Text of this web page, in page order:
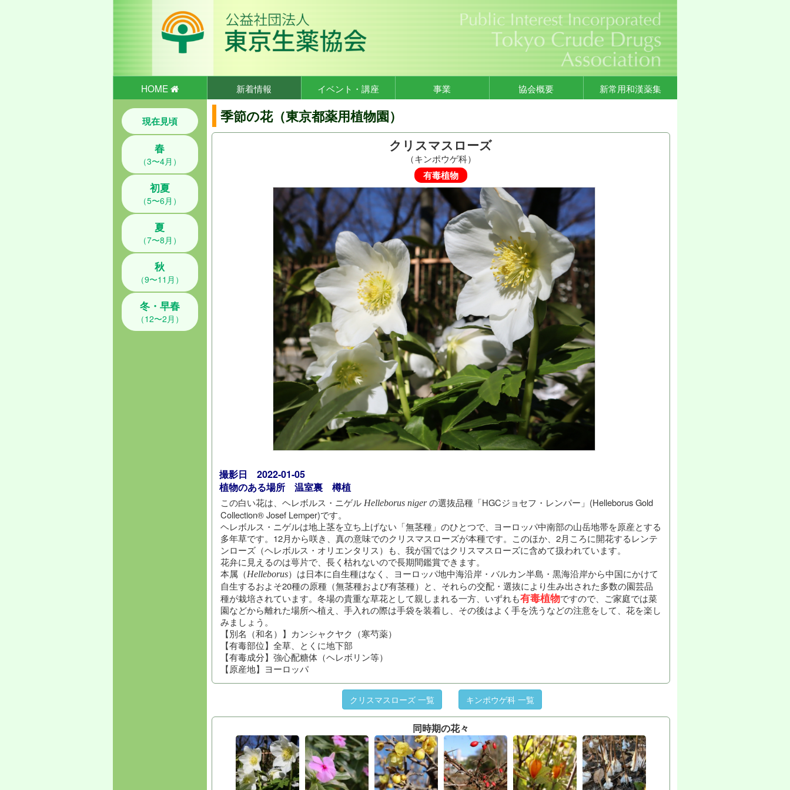
HOME 新着情報 イベント・講座 事業 協会概要 新常用和漢薬集
現在見頃
春
（3〜4月）
初夏
（5〜6月）
夏
（7〜8月）
秋
（9〜11月）
冬・早春
（12〜2月）
季節の花（東京都薬用植物園）
クリスマスローズ
（キンポウゲ科）
有毒植物
撮影日 2022-01-05
植物のある場所 温室裏 樽植
この白い花は、ヘレボルス・ニゲル Helleborus nigerの選抜品種「HGCジョセフ・レンパー」(Helleborus Gold
Collection® Josef Lemper)です。
ヘレボルス・ニゲルは地上茎を立ち上げない「無茎種」のひとつで、ヨーロッパ中南部の山岳地帯を原産とする
多年草です。12月から咲き、真の意味でのクリスマスローズが本種です。このほか、2月ころに開花するレンテ
ンローズ（ヘレボルス・オリエンタリス）も、我が国ではクリスマスローズに含めて扱われています。
花弁に見えるのは萼片で、長く枯れないので長期間鑑賞できます。
本属（Helleborus）は日本に自生種はなく、ヨーロッパ地中海沿岸・バルカン半島・黒海沿岸から中国にかけて
自生するおよそ20種の原種（無茎種および有茎種）と、それらの交配・選抜により生み出された多数の園芸品
種が栽培されています。冬場の貴重な草花として親しまれる一方、いずれも有毒植物ですので、ご家庭では菜
園などから離れた場所へ植え、手入れの際は手袋を装着し、その後はよく手を洗うなどの注意をして、花を楽し
みましょう。
【別名（和名）】カンシャクヤク（寒芍薬）
【有毒部位】全草、とくに地下部
【有毒成分】強心配糖体（ヘレボリン等）
【原産地】ヨーロッパ
クリスマスローズ 一覧 キンポウゲ科 一覧
同時期の花々